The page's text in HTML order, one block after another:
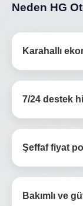
Neden HG
Karahallı
7/24 destek
Şeffaf fiyat
Bakımlı ve